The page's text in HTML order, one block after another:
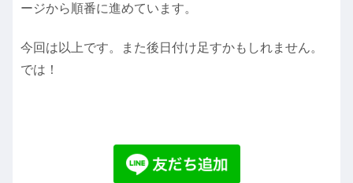
ージから順番に進めています。
今回は以上です。また後日付け足すかもしれません。
では！